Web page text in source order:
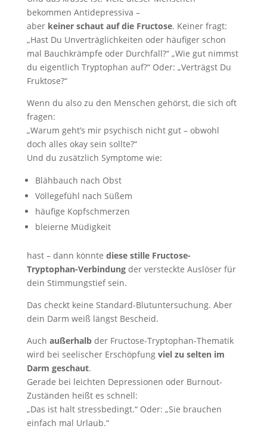
bekommen Antidepressiva –
aber keiner schaut auf die Fructose. Keiner fragt:
„Hast Du Unverträglichkeiten oder häufiger schon
mal Bauchkrämpfe oder Durchfall?“ „Wie gut nimmst
du eigentlich Tryptophan auf?“ Oder: „Verträgst Du
Fruktose?“
Wenn du also zu den Menschen gehörst, die sich oft
fragen:
„Warum geht’s mir psychisch nicht gut – obwohl
doch alles okay sein sollte?“
Und du zusätzlich Symptome wie:
Blähbauch nach Obst
Völlegefühl nach Süßem
häufige Kopfschmerzen
bleierne Müdigkeit
hast – dann könnte diese stille Fructose-
Tryptophan-Verbindungder versteckte Auslöser für
dein Stimmungstief sein.
Das checkt keine Standard-Blutuntersuchung. Aber
dein Darm weiß längst Bescheid.
Auch außerhalbder Fructose-Tryptophan-Thematik
wird bei seelischer Erschöpfung viel zu selten im
Darm geschaut.
Gerade bei leichten Depressionen oder Burnout-
Zuständen heißt es schnell:
„Das ist halt stressbedingt.“ Oder: „Sie brauchen
einfach mal Urlaub.“